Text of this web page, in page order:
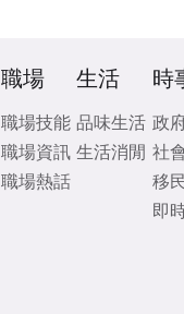
職場
職場技能
職場資訊
職場熱話
生活
品味生活
生活消閒
時
政
社
移
即